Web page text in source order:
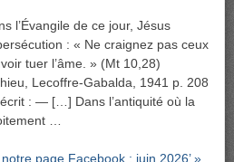
l’Évangile de ce jour, Jésus
: « Ne craignez pas ceux
tuer l’âme. » (Mt 10,28)
Lecoffre-Gabalda, 1941 p. 208
: — […] Dans l’antiquité où la
…
page Facebook : juin 2026’ »